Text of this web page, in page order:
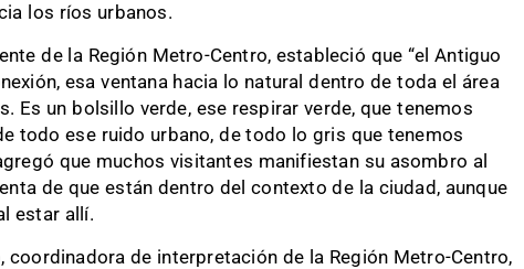
los ríos urbanos.
de la Región Metro-Centro, estableció que “el Antiguo
esa ventana hacia lo natural dentro de toda el área
Es un bolsillo verde, ese respirar verde, que tenemos
todo ese ruido urbano, de todo lo gris que tenemos
que muchos visitantes manifiestan su asombro al
de que están dentro del contexto de la ciudad, aunque
estar allí.
coordinadora de interpretación de la Región Metro-Centro,